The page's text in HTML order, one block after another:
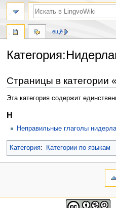
к
навигации
к
поиску
Страницы в категории
Эта категория содержит
Н
Неправильные глаголы
Категория: Категории по языкам
ещё